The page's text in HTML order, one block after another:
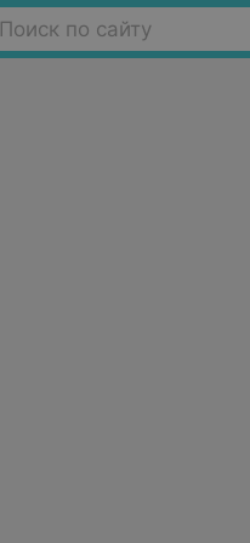
Поиск по сайту